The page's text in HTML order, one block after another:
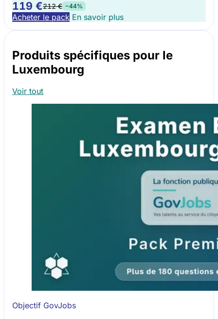
119 €212 € −44%
Acheter le pack En savoir plus
Produits spécifiques pour le
Luxembourg
Voir tout
Objectif GovJobs